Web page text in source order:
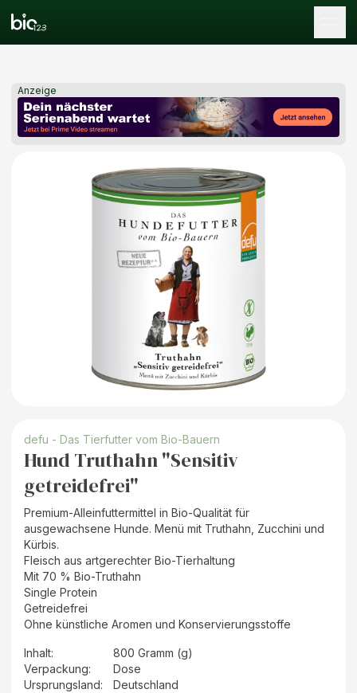
Anzeige
defu - Das Tierfutter vom Bio-Bauern
Hund Truthahn "Sensitiv
getreidefrei"
Premium-Alleinfuttermittel in Bio-Qualität für
ausgewachsene Hunde. Menü mit Truthahn, Zucchini und
Kürbis.
Fleisch aus artgerechter Bio-Tierhaltung
Mit 70 % Bio-Truthahn
Single Protein
Getreidefrei
Ohne künstliche Aromen und Konservierungsstoffe
Inhalt:
800 Gramm (g)
Verpackung:
Dose
Ursprungsland:
Deutschland